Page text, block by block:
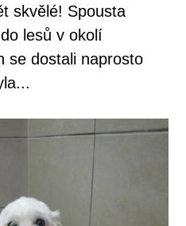
skvělé! Spousta
lesů v okolí
se dostali naprosto